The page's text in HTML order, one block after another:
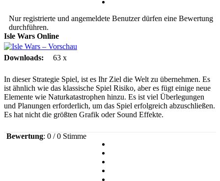
Nur registrierte und angemeldete Benutzer dürfen eine Bewertung
durchführen.
Isle Wars Online
Downloads: 63 x
In dieser Strategie Spiel, ist es Ihr Ziel die Welt zu übernehmen. Es
ist ähnlich wie das klassische Spiel Risiko, aber es fügt einige neue
Elemente wie Naturkatastrophen hinzu. Es ist viel Überlegungen
und Planungen erforderlich, um das Spiel erfolgreich abzuschließen.
Es hat nicht die größten Grafik oder Sound Effekte.
Bewertung: 0 / 0 Stimme